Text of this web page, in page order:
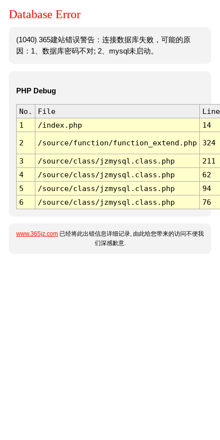
Database Error
(1040) 365建站错误警告：连接数据库失败，可能的原
因：1、数据库密码不对; 2、mysql未启动。
PHP Debug
No. File
Line
1
/index.php 14
2 /source/function/function_extend.php 324
3 /source/class/jzmysql.class.php
211
4
/source/class/jzmysql.class.php
62
5
/source/class/jzmysql.class.php
94
6
/source/class/jzmysql.class.php 76
www.365jz.com 已经将此出错信息详细记录, 由此给您带来的访问不便我
们深感歉意.